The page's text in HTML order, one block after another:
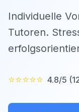
Individuelle
Tutoren.
⭐⭐⭐⭐⭐ 4.8/5